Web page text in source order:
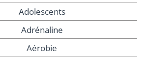
Adolescents
Adrénaline
Aérobie